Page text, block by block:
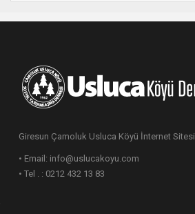
Giresun Çamoluk Usluca Köyü İnternet Sitesi
• Email: info@uslucakoyu.com
• Tel . : 0212 432 13 83